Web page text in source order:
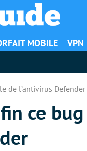
MOBILE VPN
de l’antivirus Defender
ce bug